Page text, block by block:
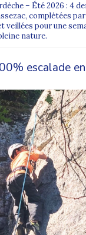
– Été 2026 : 4
complétées
veillées pour une
nature.
escalade